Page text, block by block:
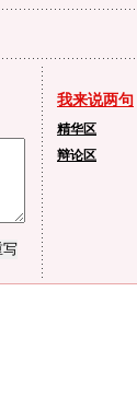
我来说两句
精华区
辩论区